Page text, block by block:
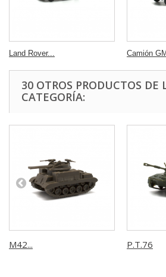
Land Rover... Camión
30 OTROS PRODUCTOS DE
CATEGORÍA:
M42... P.T.76